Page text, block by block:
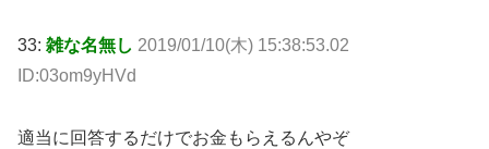
33: 雑な名無し 2019/01/10(木) 15:38:53.02
ID:03om9yHVd
適当に回答するだけでお金もらえるんやぞ